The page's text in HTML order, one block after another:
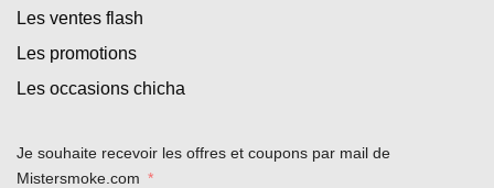
Les ventes flash
Les promotions
Les occasions chicha
Je souhaite recevoir les offres et coupons par mail de
Mistersmoke.com